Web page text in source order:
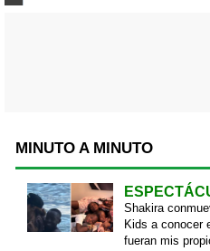
MINUTO A MINUTO
Shakira
Kids a conocer
fueran mis